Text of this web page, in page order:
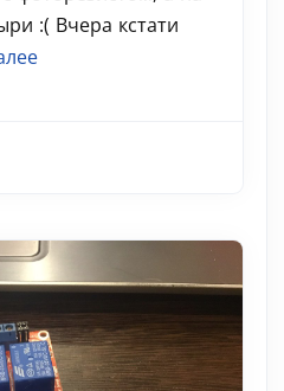
:( Вчера кстати